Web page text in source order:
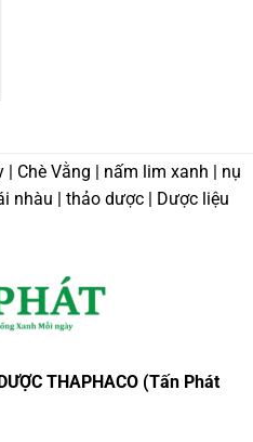
VND
| Chè Vằng | nấm lim xanh | nụ
nhàu | thảo dược | Dược liệu
THAPHACO (Tấn Phát